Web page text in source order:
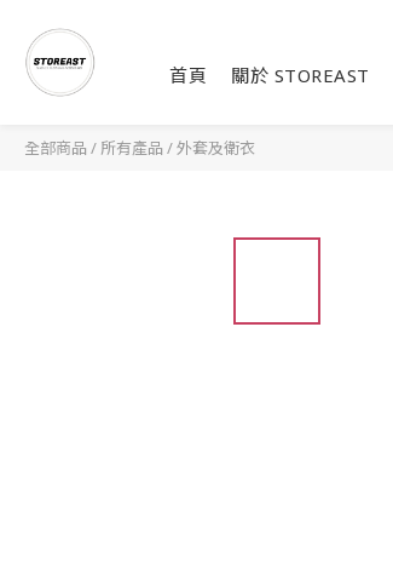
首頁 關於 STOREAST
全部商品 / 所有產品 /外套及衛衣